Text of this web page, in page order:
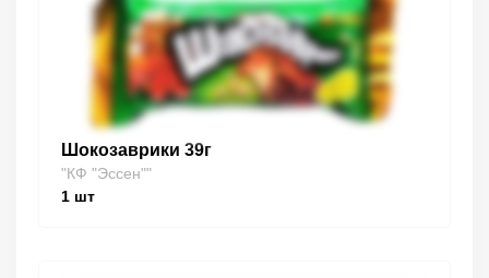
Шокозаврики 39г
"КФ "Эссен""
1 шт